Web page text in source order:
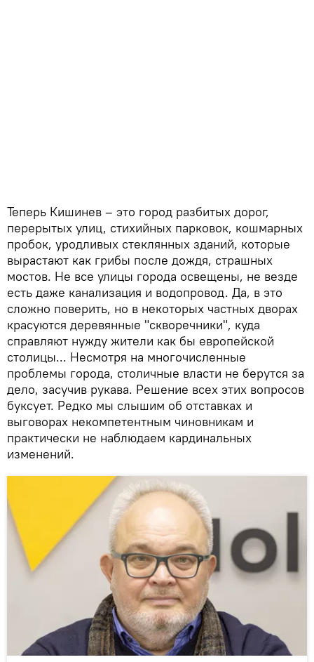
Теперь Кишинев – это город разбитых дорог,
перерытых улиц, стихийных парковок, кошмарных
пробок, уродливых стеклянных зданий, которые
вырастают как грибы после дождя, страшных
мостов. Не все улицы города освещены, не везде
есть даже канализация и водопровод. Да, в это
сложно поверить, но в некоторых частных дворах
красуются деревянные "скворечники", куда
справляют нужду жители как бы европейской
столицы... Несмотря на многочисленные
проблемы города, столичные власти не берутся за
дело, засучив рукава. Решение всех этих вопросов
буксует. Редко мы слышим об отставках и
выговорах некомпетентным чиновникам и
практически не наблюдаем кардинальных
изменений.